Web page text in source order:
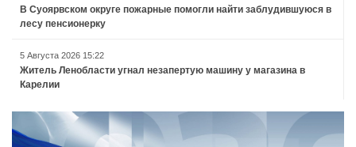
В Суоярвском округе пожарные помогли найти заблудившуюся в
лесу пенсионерку
5 Августа 2026 15:22
Житель Ленобласти угнал незапертую машину у магазина в
Карелии